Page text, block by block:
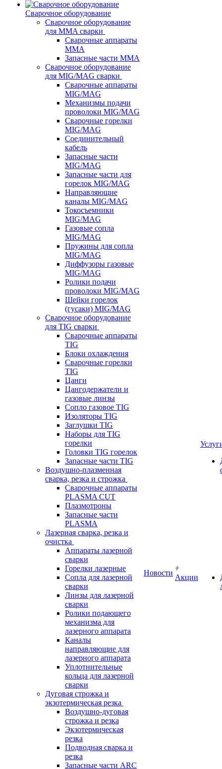
Сварочное оборудование
Сварочное оборудование
для MMA сварки
Сварочные аппараты
MMA
Запасные части MMA
Сварочное оборудование
для MIG/MAG сварки
Сварочные аппараты
MIG/MAG
Механизмы подачи
проволоки MIG/MAG
Сварочные горелки
MIG/MAG
Соединительный
кабель
Запасные части
MIG/MAG
Запасные части для
горелок MIG/MAG
Направляющие
каналы MIG/MAG
Токосъемники
MIG/MAG
Газовые сопла
MIG/MAG
Пружины для сопла
MIG/MAG
Диффузоры газовые
MIG/MAG
Ролики подачи
проволоки MIG/MAG
Шейки горелок
(гусаки) MIG/MAG
Сварочное оборудование
для TIG сварки
Сварочные аппараты
TIG
Блоки охлаждения
Сварочные горелки
TIG
Цанги
Цангодержатели и
газовые линзы
Сопло газовое TIG
Изоляторы TIG
Заглушки TIG
Наборы для TIG
горелки
Головки TIG горелок
Запасные части TIG
Воздушно-плазменная
сварка, резка и строжка
Сварочные аппараты
PLASMA CUT
Плазмотроны
Запасные части
PLASMA
Лазерная сварка, резка и
очистка
Аппараты лазерной
сварки
Горелки лазерные
Сопла для лазерной
сварки
Линзы для лазерной
сварки
Ролики подающего
механизма для
лазерного аппарата
Каналы
направляющие для
лазерного аппарата
Уплотнительные
кольца для лазерной
сварки
Дуговая строжка и
экзотермическая резка
Воздушно-дуговая
строжка и резка
Экзотермическая
резка
Подводная сварка и
резка
Запасные части ARC
Новости
Акции